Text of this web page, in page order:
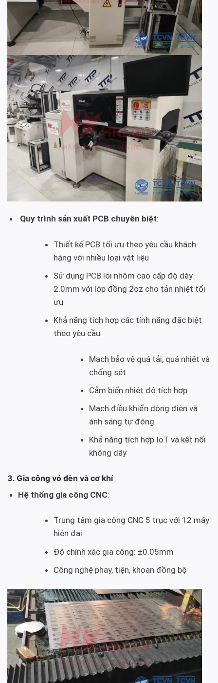
Quy trình sản xuất PCB chuyên biệt:
Thiết kế PCB tối ưu theo yêu cầu khách
hàng với nhiều loại vật liệu
Sử dụng PCB lõi nhôm cao cấp độ dày
2.0mm với lớp đồng 2oz cho tản nhiệt tối
ưu
Khả năng tích hợp các tính năng đặc biệt
theo yêu cầu:
Mạch bảo vệ quá tải, quá nhiệt và
chống sét
Cảm biến nhiệt độ tích hợp
Mạch điều khiển dòng điện và
ánh sáng tự động
Khả năng tích hợp IoT và kết nối
không dây
3. Gia công vỏ đèn và cơ khí
Hệ thống gia công CNC:
Trung tâm gia công CNC 5 trục với 12 máy
hiện đại
Độ chính xác gia công: ±0.05mm
Công nghệ phay, tiện, khoan đồng bộ